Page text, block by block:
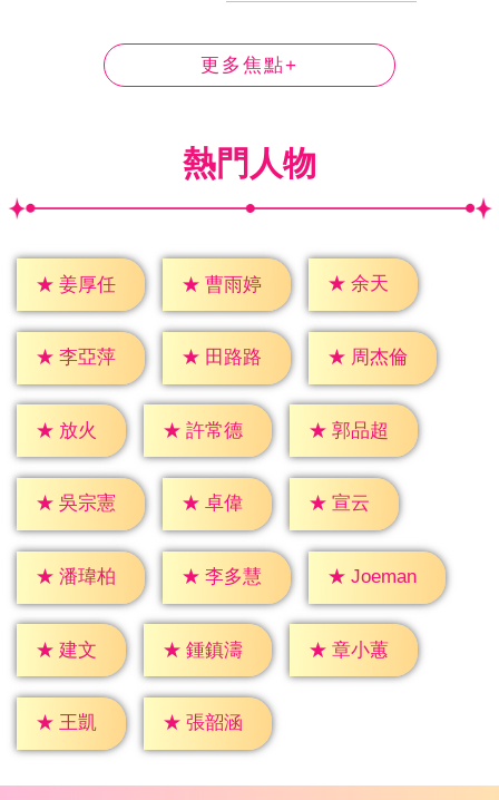
更多焦點+
熱門人物
★ 姜厚任 ★ 曹雨婷 ★ 余天
★ 李亞萍 ★ 田路路 ★ 周杰倫
★ 放火 ★ 許常德 ★ 郭品超
★ 吳宗憲 ★ 卓偉 ★ 宣云
★ 潘瑋柏 ★ 李多慧 ★ Joeman
★ 建文 ★ 鍾鎮濤 ★ 章小蕙
★ 王凱 ★ 張韶涵